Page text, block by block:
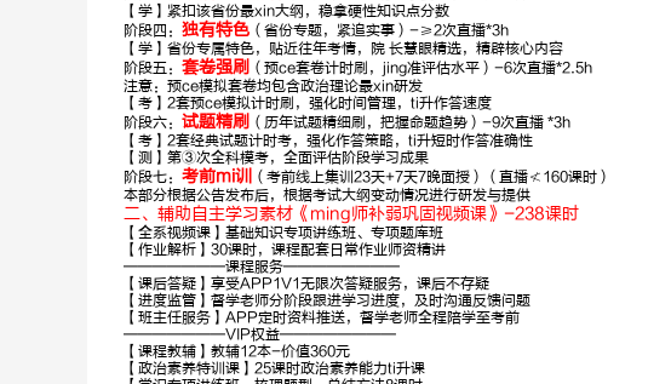
【学】紧扣该省份最xin大纲，稳拿硬性知识点分数
阶段四： 独有特色 （省份专题，紧追实事）-≥2次直播*3h
【学】省份专属特色，贴近往年考情，院 长慧眼精选，精辟核心内容
阶段五： 套卷强刷 （预ce套卷计时刷，jing准评估水平）-6次直播*2.5h
注意：预ce模拟套卷均包含政治理论最xin研发
【考】2套预ce模拟计时刷，强化时间管理，ti升作答速度
阶段六： 试题精刷 （历年试题精细刷，把握命题趋势）-9次直播 *3h
【考】2套经典试题计时考，强化作答策略，ti升短时作答准确性
【测】第③次全科模考，全面评估阶段学习成果
阶段七： 考前mi训
（考前线上集训23天+7天7晚面授）（直播≮160课时）
本部分根据公告发布后，根据考试大纲变动情况进行研发与提供
二、辅助自主学习素材《ming师补弱巩固视频课》-238课时
【全系视频课】基础知识专项讲练班、专项题库班
【作业解析】30课时，课程配套日常作业师资精讲
———————课程服务————————
【课后答疑】享受APP1V1无限次答疑服务，课后不存疑
【进度监管】督学老师分阶段跟进学习进度，及时沟通反馈问题
【班主任服务】APP定时资料推送，督学老师全程陪学至考前
———————VIP权益————————
【课程教辅】教辅12本-价值360元
【政治素养特训课】25课时政治素养能力ti升课
多